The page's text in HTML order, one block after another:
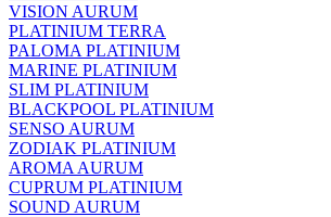
VISION AURUM
PLATINIUM TERRA
PALOMA PLATINIUM
MARINE PLATINIUM
SLIM PLATINIUM
BLACKPOOL PLATINIUM
SENSO AURUM
ZODIAK PLATINIUM
AROMA AURUM
CUPRUM PLATINIUM
SOUND AURUM